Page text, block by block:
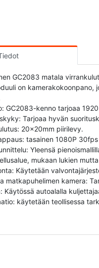
GC2083 matala
on
GC2083-kenno tarjoaa
Tarjoaa hyvän
20x20mm piirilevy.
tasainen 1080P
Yleensä
mukaan lukien
Käytetään
matkapuhelimen kamera:
Käytössä autoalalla
käytetään teollisessa